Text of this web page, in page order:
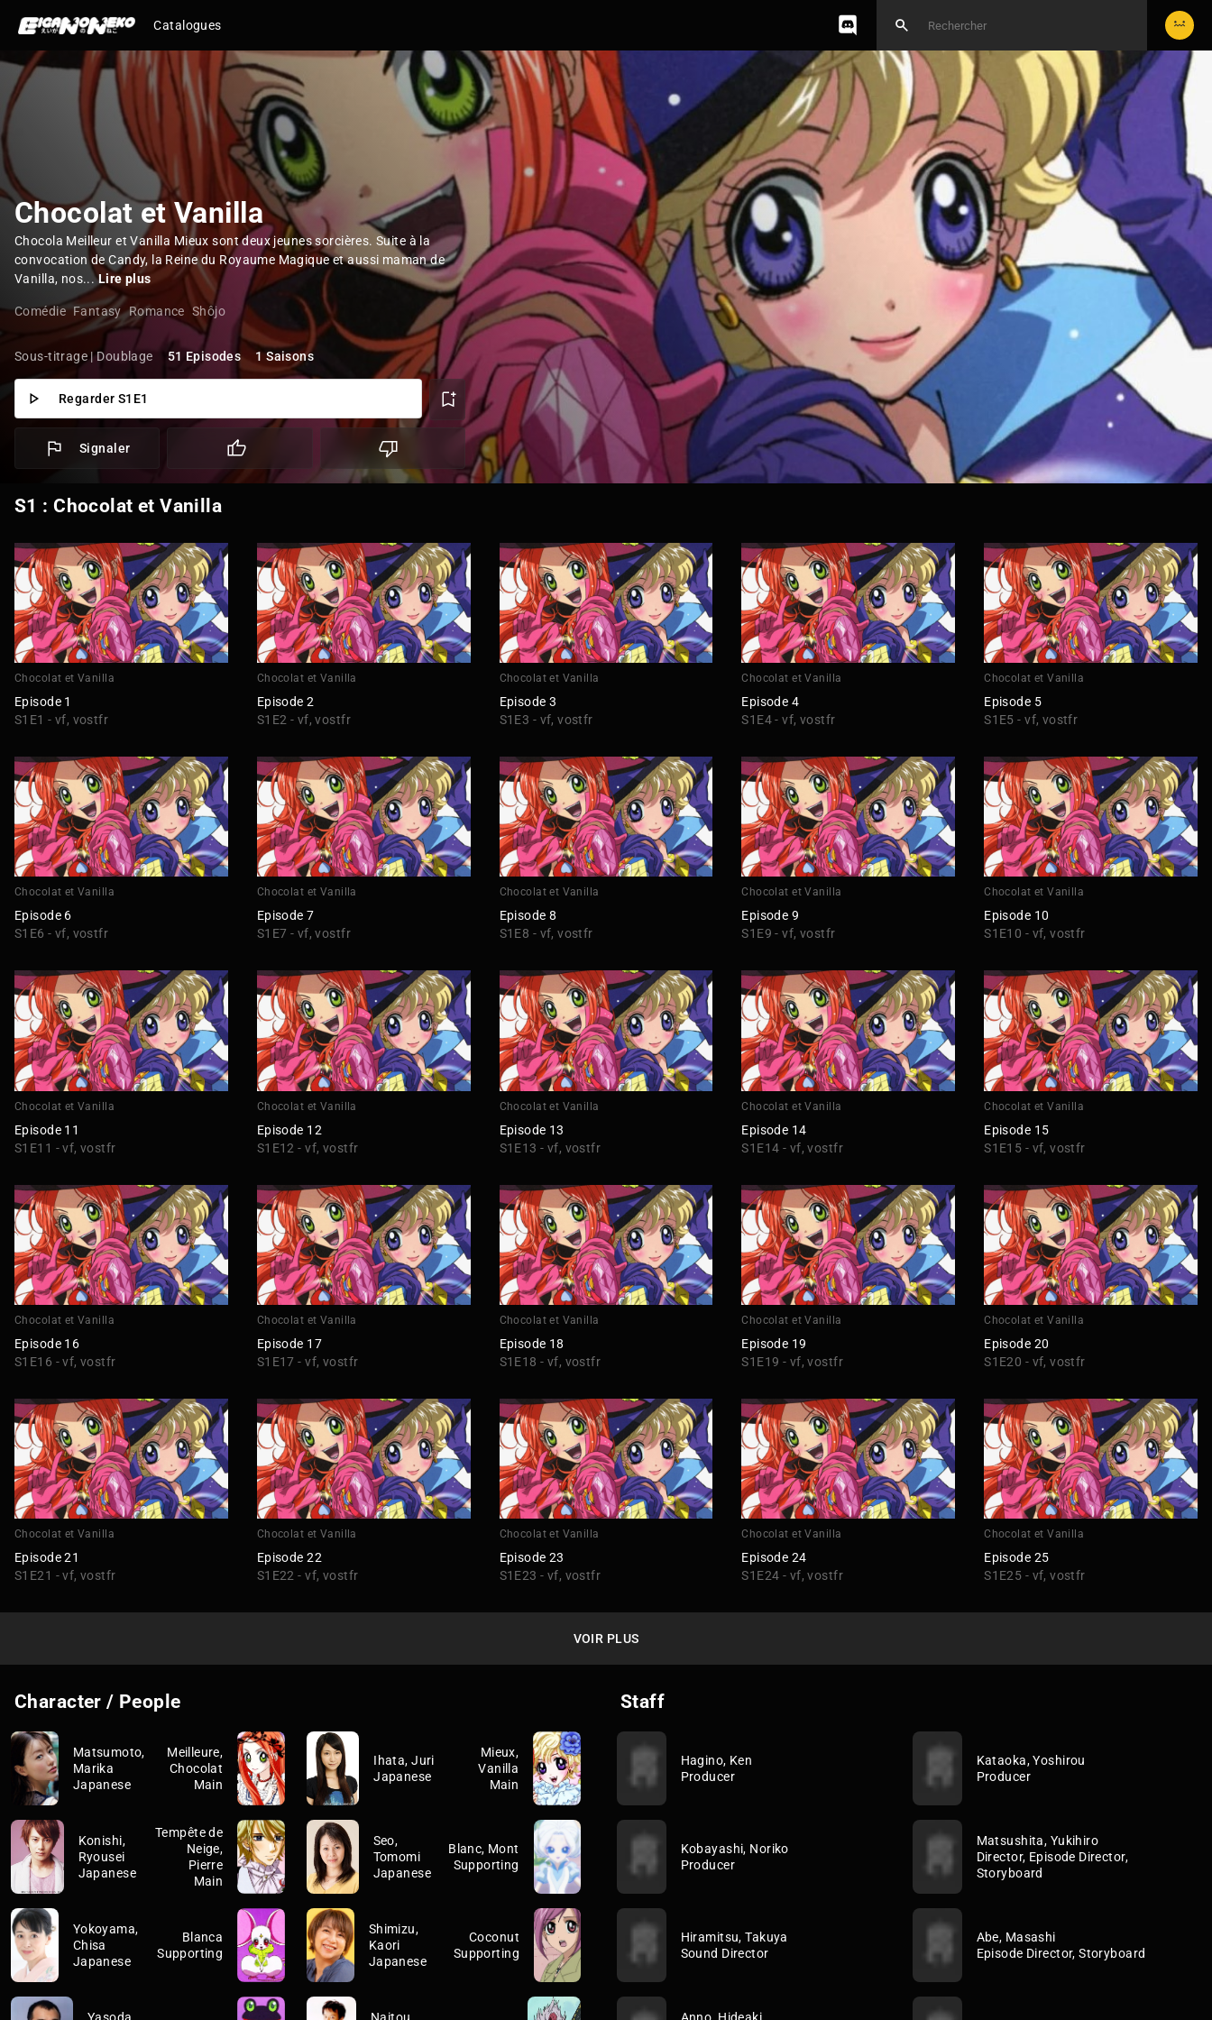
Catalogues
Chocolat et Vanilla
Chocola Meilleur et Vanilla Mieux sont deux jeunes sorcières. Suite à la
convocation de Candy, la Reine du Royaume Magique et aussi maman de
Vanilla, nos...Lire plus
Comédie Fantasy Romance Shôjo
Sous-titrage | Doublage 51 Episodes 1 Saisons
Regarder S1E1
Signaler
S1 : Chocolat et Vanilla
Chocolat et Vanilla
Episode 1
S1E1 - vf, vostfr
Chocolat et Vanilla
Episode 2
S1E2 - vf, vostfr
Chocolat et Vanilla
Episode 3
S1E3 - vf, vostfr
Chocolat et Vanilla
Episode 4
S1E4 - vf, vostfr
Chocolat et Vanilla
Episode 5
S1E5 - vf, vostfr
Chocolat et Vanilla
Episode 6
S1E6 - vf, vostfr
Chocolat et Vanilla
Episode 7
S1E7 - vf, vostfr
Chocolat et Vanilla
Episode 8
S1E8 - vf, vostfr
Chocolat et Vanilla
Episode 9
S1E9 - vf, vostfr
Chocolat et Vanilla
Episode 10
S1E10 - vf, vostfr
Chocolat et Vanilla
Episode 11
S1E11 - vf, vostfr
Chocolat et Vanilla
Episode 12
S1E12 - vf, vostfr
Chocolat et Vanilla
Episode 13
S1E13 - vf, vostfr
Chocolat et Vanilla
Episode 14
S1E14 - vf, vostfr
Chocolat et Vanilla
Episode 15
S1E15 - vf, vostfr
Chocolat et Vanilla
Episode 16
S1E16 - vf, vostfr
Chocolat et Vanilla
Episode 17
S1E17 - vf, vostfr
Chocolat et Vanilla
Episode 18
S1E18 - vf, vostfr
Chocolat et Vanilla
Episode 19
S1E19 - vf, vostfr
Chocolat et Vanilla
Episode 20
S1E20 - vf, vostfr
Chocolat et Vanilla
Episode 21
S1E21 - vf, vostfr
Chocolat et Vanilla
Episode 22
S1E22 - vf, vostfr
Chocolat et Vanilla
Episode 23
S1E23 - vf, vostfr
Chocolat et Vanilla
Episode 24
S1E24 - vf, vostfr
Chocolat et Vanilla
Episode 25
S1E25 - vf, vostfr
VOIR PLUS
Character / People
Matsumoto,
Marika
Japanese
Meilleure,
Chocolat
Main
Ihata, Juri
Japanese
Mieux,
Vanilla
Main
Konishi,
Ryousei
Japanese
Tempête de
Neige,
Pierre
Main
Seo,
Tomomi
Japanese
Blanc, Mont
Supporting
Yokoyama,
Chisa
Japanese
Blanca
Supporting
Shimizu,
Kaori
Japanese
Coconut
Supporting
Staff
Hagino, Ken
Producer
Kataoka, Yoshirou
Producer
Kobayashi, Noriko
Producer
Matsushita, Yukihiro
Director, Episode Director,
Storyboard
Hiramitsu, Takuya
Sound Director
Abe, Masashi
Episode Director, Storyboard